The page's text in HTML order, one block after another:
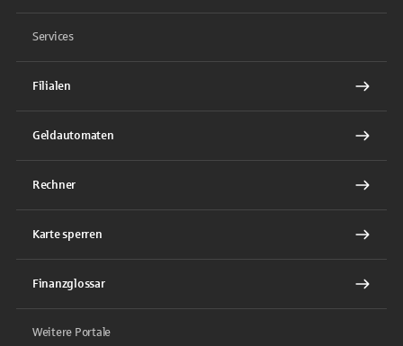
Services
Filialen
Geldautomaten
Rechner
Karte sperren
Finanzglossar
Weitere Portale